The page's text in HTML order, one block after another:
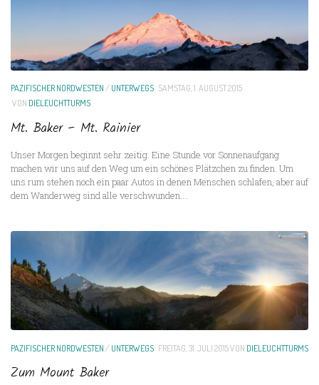
PAZIFISCHER NORDWESTEN/UNTERWEGS SAMSTAG, 1. AUGUST 2015
VON DIELEUCHTTURMS
Mt. Baker – Mt. Rainier
Unser Morgen beginnt sehr zeitig. Eine Stunde vor Sonnenaufgang
machen wir uns auf den Weg um ein schönes Plätzchen zu finden. Um
uns rum stehen noch ein paar Autos in denen Menschen schlafen, aber auf
dem Wanderweg sind alle verschwunden....
PAZIFISCHER NORDWESTEN /UNTERWEGS FREITAG, 31. JULI 2015VON DIELEUCHTTURMS
Zum Mount Baker